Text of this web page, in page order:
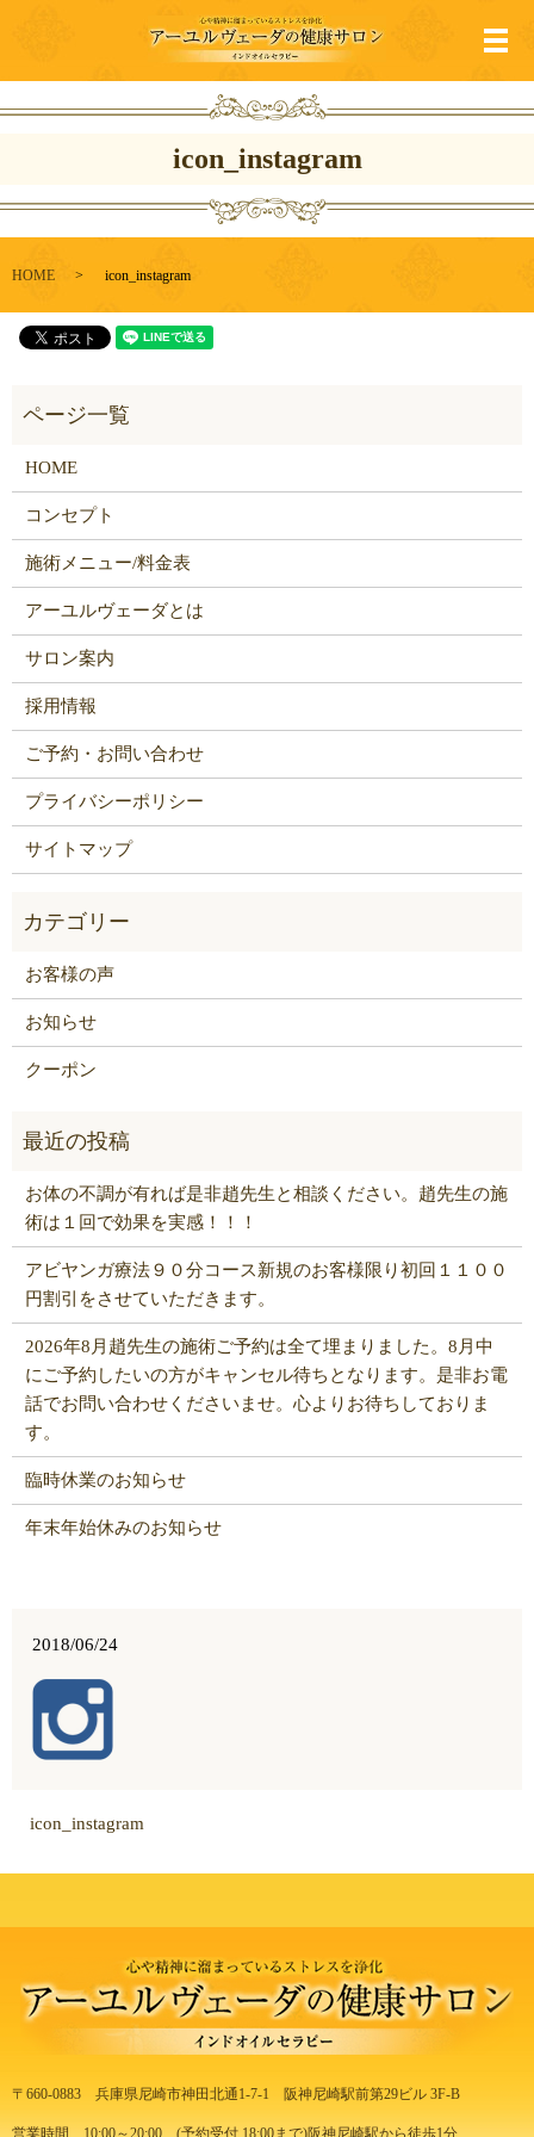
メ
icon_instagram
HOME icon_instagram
HOME
コンセプト
施術メニュー/料金表
アーユルヴェーダとは
サロン案内
採用情報
ご予約・お問い合わせ
プライバシーポリシー
サイトマップ
お客様の声
お知らせ
クーポン
お体の不調が有れば是非趙先生と相談ください。趙先生の施
術は１回で効果を実感！！！
アビヤンガ療法９０分コース新規のお客様限り初回１１００
円割引をさせていただきます。
2026年8月趙先生の施術ご予約は全て埋まりました。8月中
にご予約したいの方がキャンセル待ちとなります。是非お電
話でお問い合わせくださいませ。心よりお待ちしておりま
す。
臨時休業のお知らせ
年末年始休みのお知らせ
2018/06/24
icon_instagram
〒660-0883 兵庫県尼崎市神田北通1-7-1 阪神尼崎駅前第29ビル 3F-B